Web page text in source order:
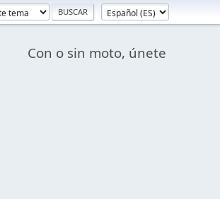
Con o sin moto, únete